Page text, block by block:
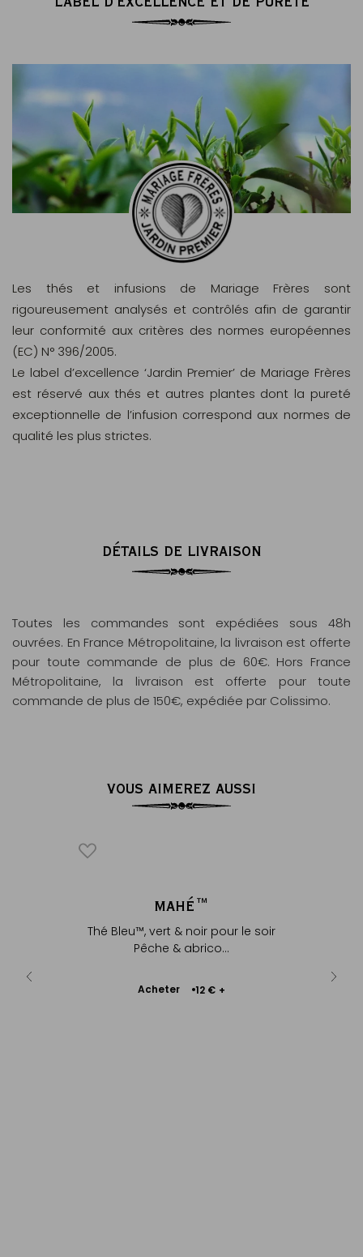
Les thés et infusions de Mariage Frères sont
rigoureusement analysés et contrôlés afin de garantir
leur conformité aux critères des normes européennes
(EC) N° 396/2005.
Le label d’excellence ‘Jardin Premier’ de Mariage Frères
est réservé aux thés et autres plantes dont la pureté
exceptionnelle de l’infusion correspond aux normes de
qualité les plus strictes.
DÉTAILS DE LIVRAISON
Toutes les commandes sont expédiées sous 48h
ouvrées. En France Métropolitaine, la livraison est offerte
pour toute commande de plus de 60€. Hors France
Métropolitaine, la livraison est offerte pour toute
commande de plus de 150€, expédiée par Colissimo.
VOUS AIMEREZ AUSSI
MAHÉ™
Thé Bleu™, vert & noir pour le soir
Pêche & abrico...
Acheter 12 € +
Ajouter